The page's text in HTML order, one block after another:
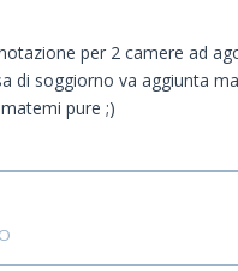
per 2 camere ad
soggiorno va aggiunta
pure ;)